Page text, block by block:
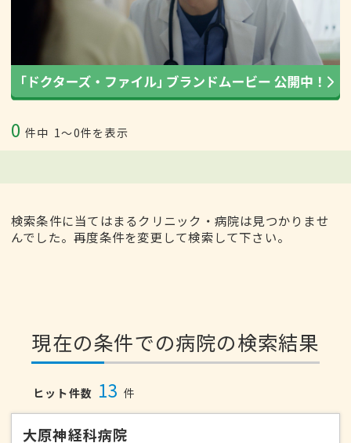
0 件中 1〜0件を表示
検索条件に当てはまるクリニック・病院は見つかりませ
んでした。再度条件を変更して検索して下さい。
現在の条件での病院の検索結果
ヒット件数 13 件
大原神経科病院